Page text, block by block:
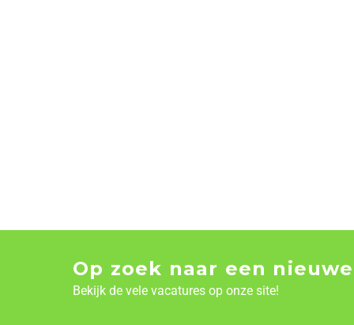
Op zoek naar een
Bekijk de vele vacatures op onze site!